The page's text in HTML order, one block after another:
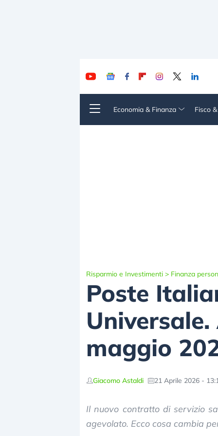
Economia & Finanza Fisco
Risparmio e Investimenti > Finanza
Poste
maggio
Giacomo Astaldi 21 Aprile 2026 -
Il nuovo contratto di servizio
agevolato. Ecco cosa cambia